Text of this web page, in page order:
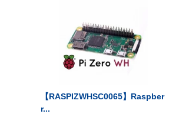
【RASPIZWHSC0065】Raspber
r...